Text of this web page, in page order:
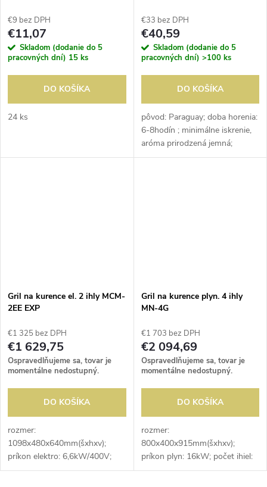
€9 bez DPH
€11,07
Skladom (dodanie do 5
pracovných dní) 15 ks
DO KOŠÍKA
24 ks
€33 bez DPH
€40,59
Skladom (dodanie do 5
pracovných dní) >100 ks
DO KOŠÍKA
pôvod: Paraguay; doba horenia:
6-8hodín ; minimálne iskrenie,
aróma prirodzená jemná;
balenie: 15 kg
Gril na kurence el. 2 ihly MCM-
2EE EXP
€1 325 bez DPH
€1 629,75
Ospravedlňujeme sa, tovar je
momentálne nedostupný.
DO KOŠÍKA
rozmer:
1098x480x640mm(šxhxv);
príkon elektro: 6,6kW/400V;
počet ihiel: 2ks; dĺžka ihly:
Gril na kurence plyn. 4 ihly
MN-4G
€1 703 bez DPH
€2 094,69
Ospravedlňujeme sa, tovar je
momentálne nedostupný.
DO KOŠÍKA
rozmer:
800x400x915mm(šxhxv);
príkon plyn: 16kW; počet ihiel:
4ks; dĺžka ihly: 400mm; počet